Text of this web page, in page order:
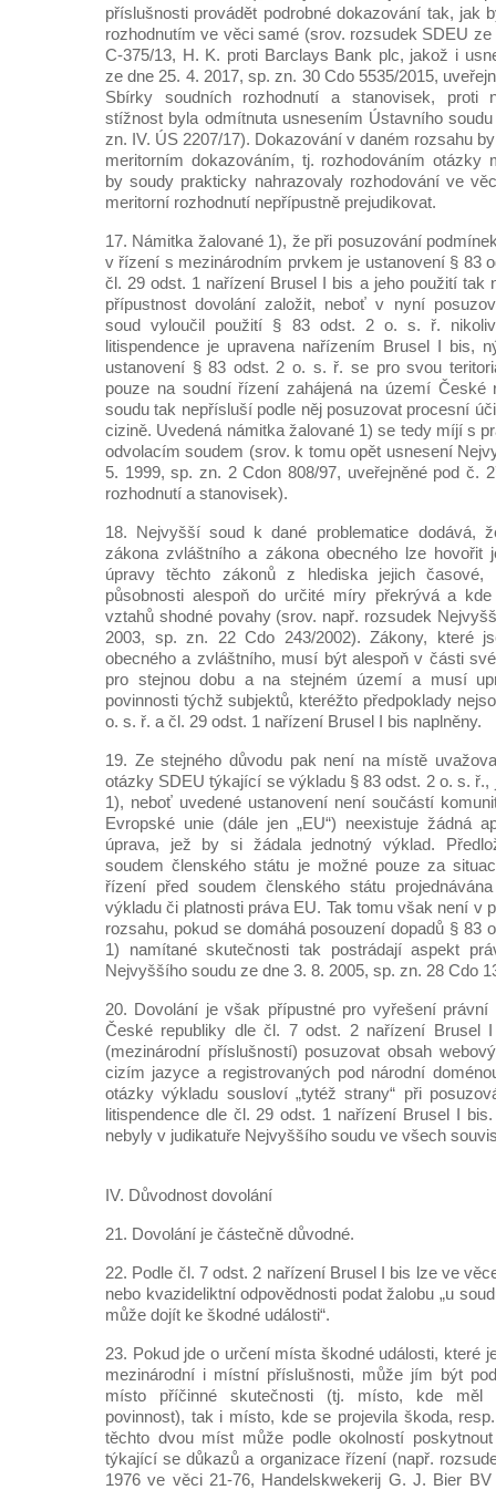
příslušnosti provádět podrobné dokazování tak, jak
rozhodnutím ve věci samé (srov. rozsudek SDEU
C-375/13, H. K. proti Barclays Bank plc, jakož i
ze dne 25. 4. 2017, sp. zn. 30 Cdo 5535/2015,
Sbírky soudních rozhodnutí a stanovisek, proti
stížnost byla odmítnuta usnesením Ústavního
zn. IV. ÚS 2207/17). Dokazování v daném rozsahu
meritorním dokazováním, tj. rozhodováním otázky
by soudy prakticky nahrazovaly rozhodování ve
meritorní rozhodnutí nepřípustně prejudikovat.
17. Námitka žalované 1), že při posuzování
v řízení s mezinárodním prvkem je ustanovení § 83
čl. 29 odst. 1 nařízení Brusel I bis a jeho použití tak
přípustnost dovolání založit, neboť v nyní
soud vyloučil použití § 83 odst. 2 o. s. ř.
litispendence je upravena nařízením Brusel I bis,
ustanovení § 83 odst. 2 o. s. ř. se pro svou
pouze na soudní řízení zahájená na území České
soudu tak nepřísluší podle něj posuzovat procesní
cizině. Uvedená námitka žalované 1) se tedy míjí s
odvolacím soudem (srov. k tomu opět usnesení
5. 1999, sp. zn. 2 Cdon 808/97, uveřejněné pod č.
rozhodnutí a stanovisek).
18. Nejvyšší soud k dané problematice dodává,
zákona zvláštního a zákona obecného lze hovořit
úpravy těchto zákonů z hlediska jejich
působnosti alespoň do určité míry překrývá a
vztahů shodné povahy (srov. např. rozsudek
2003, sp. zn. 22 Cdo 243/2002). Zákony, které
obecného a zvláštního, musí být alespoň v části
pro stejnou dobu a na stejném území a musí
povinnosti týchž subjektů, kteréžto předpoklady
o. s. ř. a čl. 29 odst. 1 nařízení Brusel I bis naplněny.
19. Ze stejného důvodu pak není na místě
otázky SDEU týkající se výkladu § 83 odst. 2 o. s. ř.,
1), neboť uvedené ustanovení není součástí
Evropské unie (dále jen „EU“) neexistuje žádná
úprava, jež by si žádala jednotný výklad.
soudem členského státu je možné pouze za
řízení před soudem členského státu
výkladu či platnosti práva EU. Tak tomu však není v
rozsahu, pokud se domáhá posouzení dopadů § 83
1) namítané skutečnosti tak postrádají aspekt
Nejvyššího soudu ze dne 3. 8. 2005, sp. zn. 28 Cdo
20. Dovolání je však přípustné pro vyřešení
České republiky dle čl. 7 odst. 2 nařízení Brusel
(mezinárodní příslušností) posuzovat obsah
cizím jazyce a registrovaných pod národní
otázky výkladu sousloví „tytéž strany“ při
litispendence dle čl. 29 odst. 1 nařízení Brusel I
nebyly v judikatuře Nejvyššího soudu ve všech
IV. Důvodnost dovolání
21. Dovolání je částečně důvodné.
22. Podle čl. 7 odst. 2 nařízení Brusel I bis lze ve
nebo kvazideliktní odpovědnosti podat žalobu „u
může dojít ke škodné události“.
23. Pokud jde o určení místa škodné události, které
mezinárodní i místní příslušnosti, může jím být
místo příčinné skutečnosti (tj. místo, kde měl
povinnost), tak i místo, kde se projevila škoda,
těchto dvou míst může podle okolností
týkající se důkazů a organizace řízení (např.
1976 ve věci 21-76, Handelskwekerij G. J. Bier